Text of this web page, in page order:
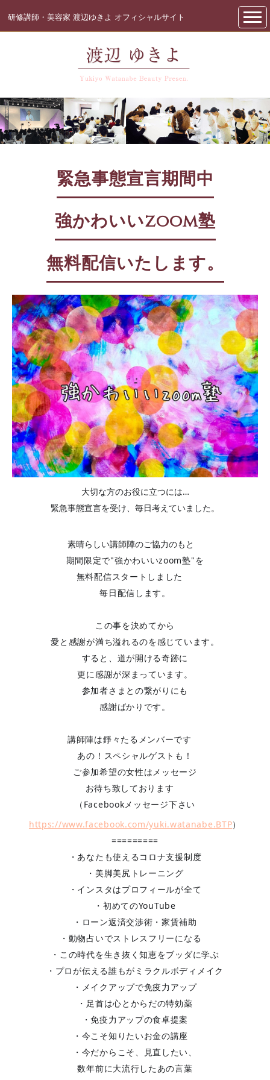
研修講師・美容家 渡辺ゆきよ オフィシャルサイト
緊急事態宣言期間中
強かわいいzoom塾
無料配信いたします。
大切な方のお役に立つには…
緊急事態宣言を受け、毎日考えていました。
素晴らしい講師陣のご協力のもと
期間限定で"強かわいいzoom塾"を
無料配信スタートしました
毎日配信します。
この事を決めてから
愛と感謝が満ち溢れるのを感じています。
すると、道が開ける奇跡に
更に感謝が深まっています。
参加者さまとの繋がりにも
感謝ばかりです。
講師陣は錚々たるメンバーです
あの！スペシャルゲストも！
ご参加希望の女性はメッセージ
お待ち致しております
（Facebookメッセージ下さい
https://www.facebook.com/yuki.watanabe.BTP）
=========
・あなたも使えるコロナ支援制度
・美脚美尻トレーニング
・インスタはプロフィールが全て
・初めてのYouTube
・ローン返済交渉術・家賃補助
・動物占いでストレスフリーになる
・この時代を生き抜く知恵をブッダに学ぶ
・プロが伝える誰もがミラクルボディメイク
・メイクアップで免疫力アップ
・足首は心とからだの特効薬
・免疫力アップの食卓提案
・今こそ知りたいお金の講座
・今だからこそ、見直したい、
数年前に大流行したあの言葉